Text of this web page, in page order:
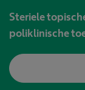
Steriele
poliklinische